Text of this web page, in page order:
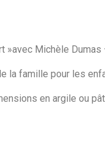
»avec Michèle
la famille pour les
en argile ou